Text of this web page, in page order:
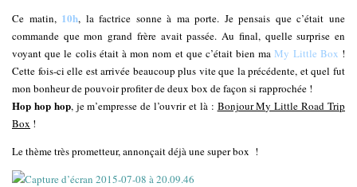
Ce matin, 10h, la factrice sonne à ma porte. Je pensais que c’était une
commande que mon grand frère avait passée. Au final, quelle surprise en
voyant que le colis était à mon nom et que c’était bien maMy Little Box !
Cette fois-ci elle est arrivée beaucoup plus vite que la précédente, et quel fut
mon bonheur de pouvoir profiter de deux box de façon si rapprochée !
Hop hop hop, je m’empresse de l’ouvrir et là : Bonjour My Little Road Trip
Box !
Le thème très prometteur, annonçait déjà une super box !